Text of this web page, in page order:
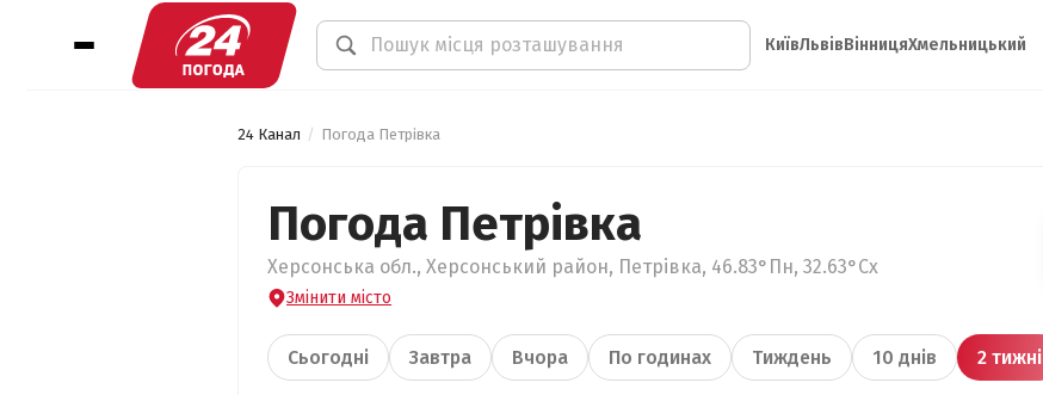
КиївЛьвівВінницяХмельницький
24 Канал Погода Петрівка
Погода Петрівка
Херсонська обл., Херсонський район, Петрівка, 46.83°Пн, 32.63°Сх
Змінити місто
Сьогодні Завтра Вчора По годинах Тиждень 10 днів 2 тижні